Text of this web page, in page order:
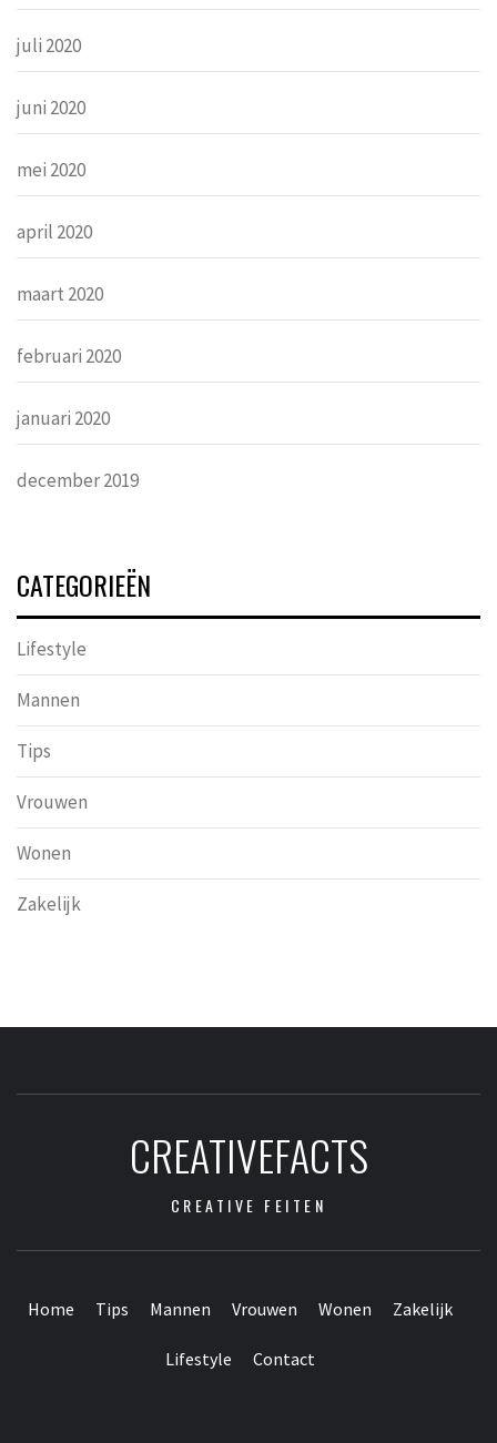
juli 2020
juni 2020
mei 2020
april 2020
maart 2020
februari 2020
januari 2020
december 2019
CATEGORIEËN
Lifestyle
Mannen
Tips
Vrouwen
Wonen
Zakelijk
CREATIVEFACTS
CREATIVE FEITEN
Home Tips Mannen Vrouwen Wonen Zakelijk
Lifestyle Contact